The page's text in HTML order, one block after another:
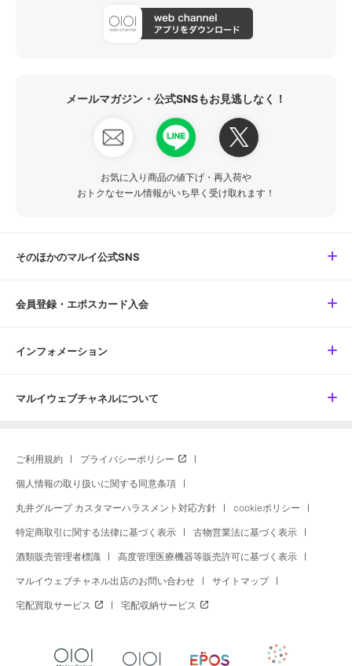
メールマガジン・公式SNSもお見逃しなく！
お気に入り商品の値下げ・再入荷や
おトクなセール情報がいち早く受け取れます！
そのほかのマルイ公式SNS
会員登録・エポスカード入会
インフォメーション
マルイウェブチャネルについて
ご利用規約 プライバシーポリシー
個人情報の取り扱いに関する同意条項
丸井グループ カスタマーハラスメント対応方針 cookieポリシー
特定商取引に関する法律に基づく表示 古物営業法に基づく表示
酒類販売管理者標識 高度管理医療機器等販売許可に基づく表示
マルイウェブチャネル出店のお問い合わせ サイトマップ
宅配買取サービス 宅配収納サービス